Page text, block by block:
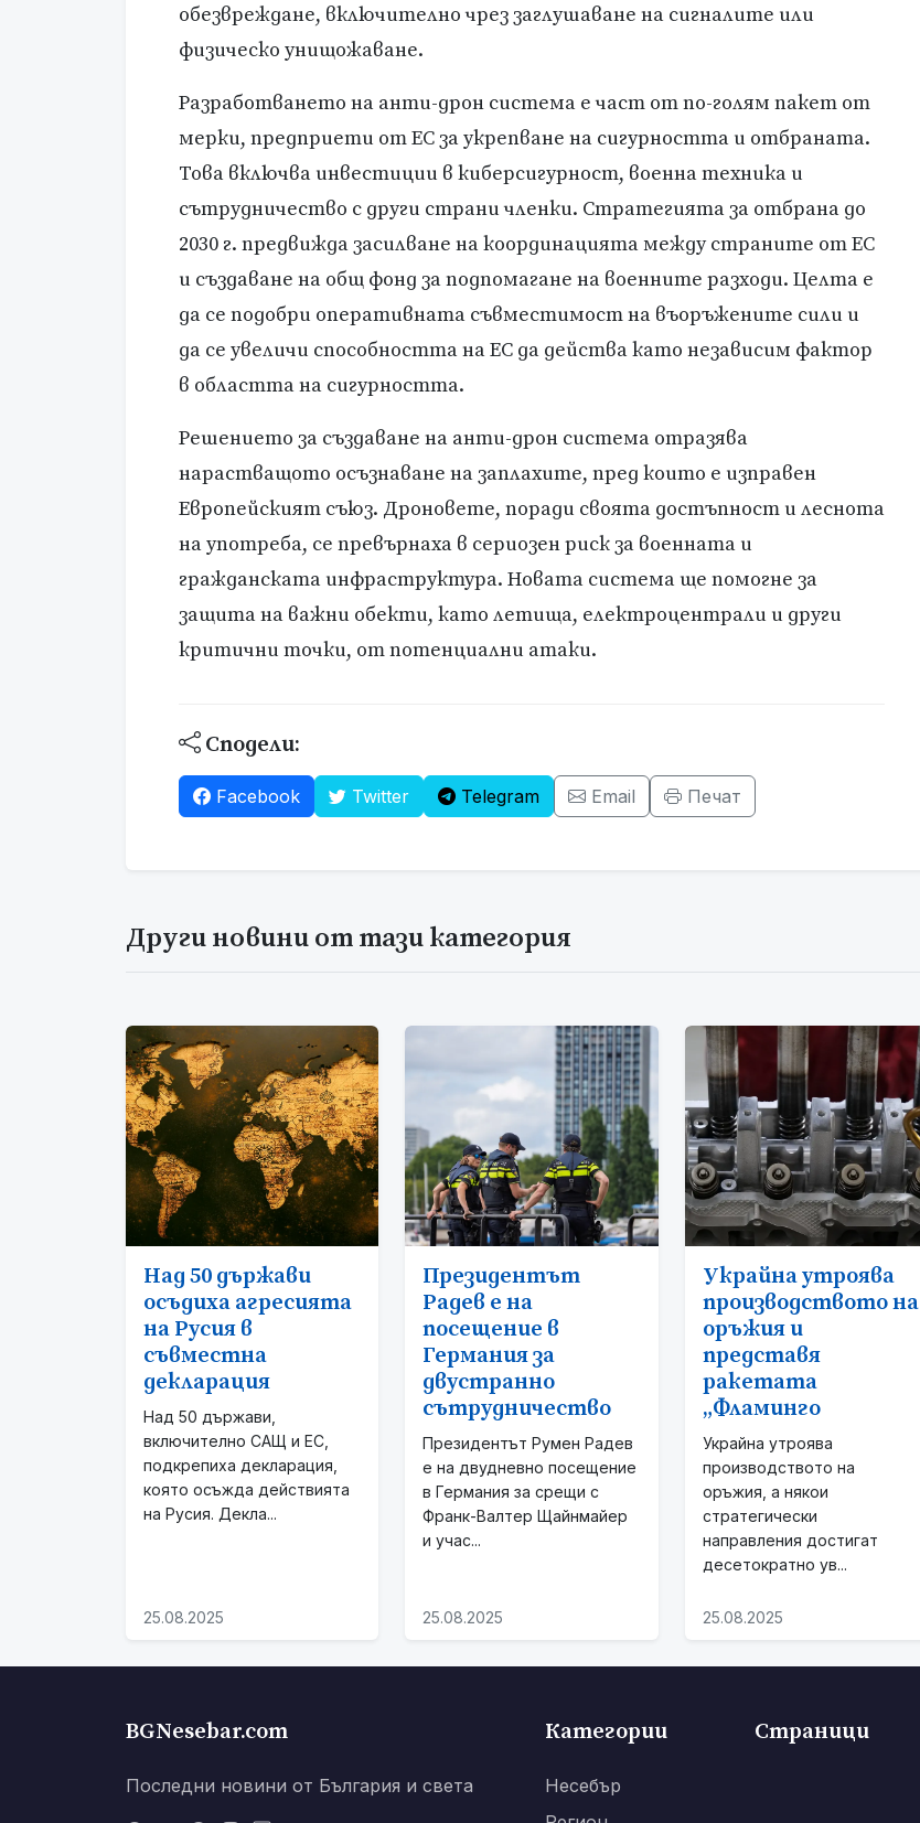
обезвреждане, включително чрез заглушаване на сигналите или
физическо унищожаване.
Разработването на анти-дрон система е част от по-голям пакет от
мерки, предприети от ЕС за укрепване на сигурността и отбраната.
Това включва инвестиции в киберсигурност, военна техника и
сътрудничество с други страни членки. Стратегията за отбрана до
2030 г. предвижда засилване на координацията между страните от ЕС
и създаване на общ фонд за подпомагане на военните разходи. Целта е
да се подобри оперативната съвместимост на въоръжените сили и
да се увеличи способността на ЕС да действа като независим фактор
в областта на сигурността.
Решението за създаване на анти-дрон система отразява
нарастващото осъзнаване на заплахите, пред които е изправен
Европейският съюз. Дроновете, поради своята достъпност и леснота
на употреба, се превърнаха в сериозен риск за военната и
гражданската инфраструктура. Новата система ще помогне за
защита на важни обекти, като летища, електроцентрали и други
критични точки, от потенциални атаки.
Сподели:
Facebook Twitter Telegram Email Печат
Други новини от тази категория
Над 50 държави
осъдиха агресията
на Русия в
съвместна
декларация
Над 50 държави,
включително САЩ и ЕС,
подкрепиха декларация,
която осъжда действията
на Русия. Декла...
25.08.2025
Президентът
Радев е на
посещение в
Германия за
двустранно
сътрудничество
Президентът Румен Радев
е на двудневно посещение
в Германия за срещи с
Франк-Валтер Щайнмайер
и учас...
25.08.2025
Украйна утроява
производството на
оръжия и
представя
ракетата
„Фламинго
Украйна утроява
производството на
оръжия, а някои
стратегически
направления достигат
десетократно ув...
25.08.2025
BGNesebar.com
Последни новини от България и света
Категории
Несебър
Страници